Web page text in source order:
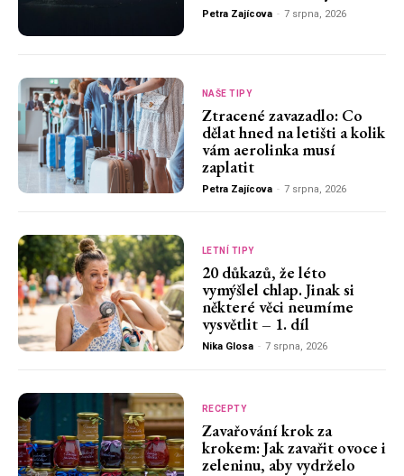
Petra Zajícova - 7 srpna, 2026
NAŠE TIPY
Ztracené zavazadlo: Co
dělat hned na letišti a kolik
vám aerolinka musí
zaplatit
Petra Zajícova - 7 srpna, 2026
LETNÍ TIPY
20 důkazů, že léto
vymýšlel chlap. Jinak si
některé věci neumíme
vysvětlit – 1. díl
Nika Glosa - 7 srpna, 2026
RECEPTY
Zavařování krok za
krokem: Jak zavařit ovoce i
zeleninu, aby vydrželo